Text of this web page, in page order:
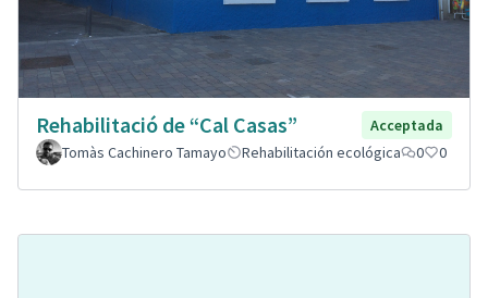
Rehabilitació de “Cal Casas”
Acceptada
Tomàs Cachinero Tamayo
Rehabilitación ecológica 0 0